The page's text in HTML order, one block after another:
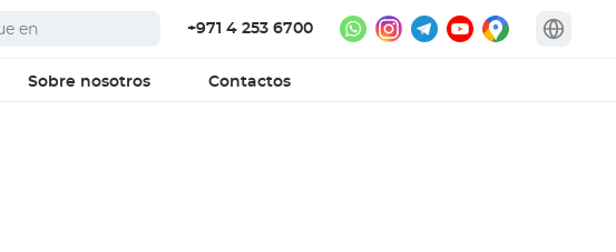
+971 4 253 6700
Sobre nosotros Contactos